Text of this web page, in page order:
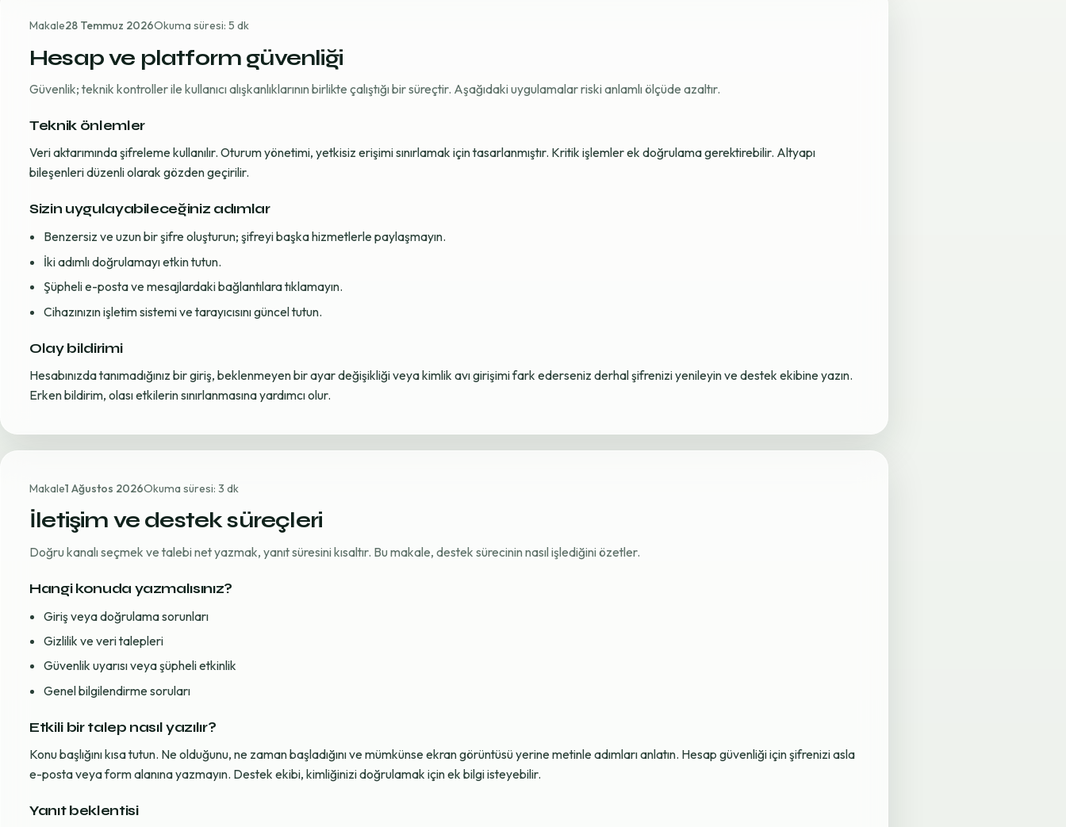
Makale28 Temmuz 2026Okuma süresi: 5 dk
Hesap ve platform güvenliği
Güvenlik; teknik kontroller ile kullanıcı alışkanlıklarının birlikte çalıştığı bir süreçtir. Aşağıdaki uygulamalar riski anlamlı ölçüde azaltır.
Teknik önlemler
Veri aktarımında şifreleme kullanılır. Oturum yönetimi, yetkisiz erişimi sınırlamak için tasarlanmıştır. Kritik işlemler ek doğrulama gerektirebilir. Altyapı
bileşenleri düzenli olarak gözden geçirilir.
Sizin uygulayabileceğiniz adımlar
Benzersiz ve uzun bir şifre oluşturun; şifreyi başka hizmetlerle paylaşmayın.
İki adımlı doğrulamayı etkin tutun.
Şüpheli e-posta ve mesajlardaki bağlantılara tıklamayın.
Cihazınızın işletim sistemi ve tarayıcısını güncel tutun.
Olay bildirimi
Hesabınızda tanımadığınız bir giriş, beklenmeyen bir ayar değişikliği veya kimlik avı girişimi fark ederseniz derhal şifrenizi yenileyin ve destek ekibine yazın.
Erken bildirim, olası etkilerin sınırlanmasına yardımcı olur.
Makale1 Ağustos 2026Okuma süresi: 3 dk
İletişim ve destek süreçleri
Doğru kanalı seçmek ve talebi net yazmak, yanıt süresini kısaltır. Bu makale, destek sürecinin nasıl işlediğini özetler.
Hangi konuda yazmalısınız?
Giriş veya doğrulama sorunları
Gizlilik ve veri talepleri
Güvenlik uyarısı veya şüpheli etkinlik
Genel bilgilendirme soruları
Etkili bir talep nasıl yazılır?
Konu başlığını kısa tutun. Ne olduğunu, ne zaman başladığını ve mümkünse ekran görüntüsü yerine metinle adımları anlatın. Hesap güvenliği için şifrenizi asla
e-posta veya form alanına yazmayın. Destek ekibi, kimliğinizi doğrulamak için ek bilgi isteyebilir.
Yanıt beklentisi